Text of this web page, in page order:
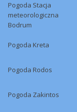
Pogoda Stacja
meteorologiczna
Bodrum
Pogoda Kreta
Pogoda Rodos
Pogoda Zakintos